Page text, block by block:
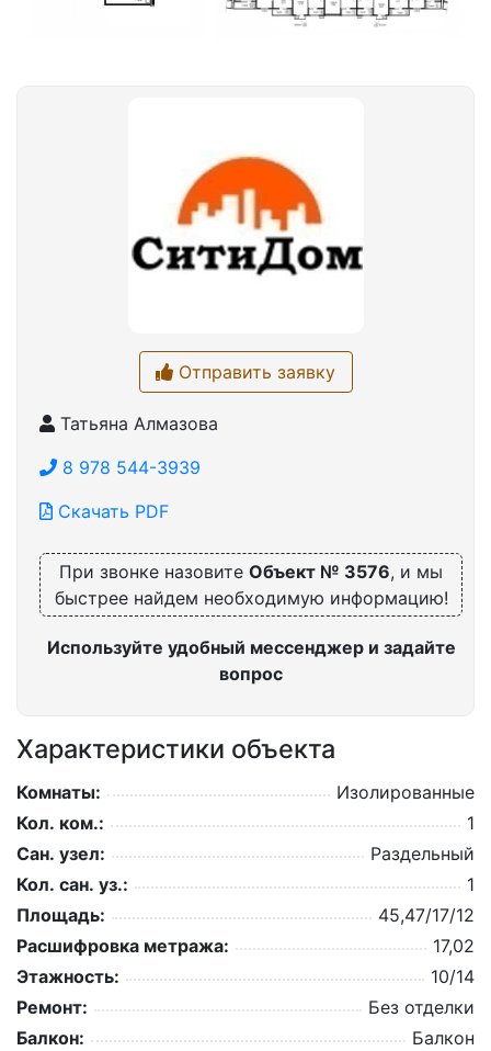
Отправить заявку
Татьяна Алмазова
8 978 544-3939
Скачать PDF
При звонке назовите Объект № 3576, и мы
быстрее найдем необходимую информацию!
Используйте удобный мессенджер и задайте
вопрос
Характеристики объекта
Комнаты:
Изолированные
Кол. ком.:
1
Сан. узел:
Раздельный
Кол. сан. уз.:
1
Площадь:
45,47/17/12
Расшифровка метража:
17,02
Этажность:
10/14
Ремонт:
Без отделки
Балкон:
Балкон